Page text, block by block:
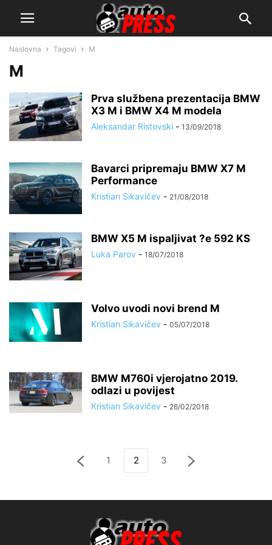
Naslovna Tagovi M
M
Prva službena prezentacija BMW
X3 M i BMW X4 M modela
Aleksandar Ristovski - 13/09/2018
Bavarci pripremaju BMW X7 M
Performance
Kristian Sikavičev - 21/08/2018
BMW X5 M ispaljivat ?e 592 KS
Luka Parov - 18/07/2018
Volvo uvodi novi brend M
Kristian Sikavičev - 05/07/2018
BMW M760i vjerojatno 2019.
odlazi u povijest
Kristian Sikavičev - 26/02/2018
1 2 3